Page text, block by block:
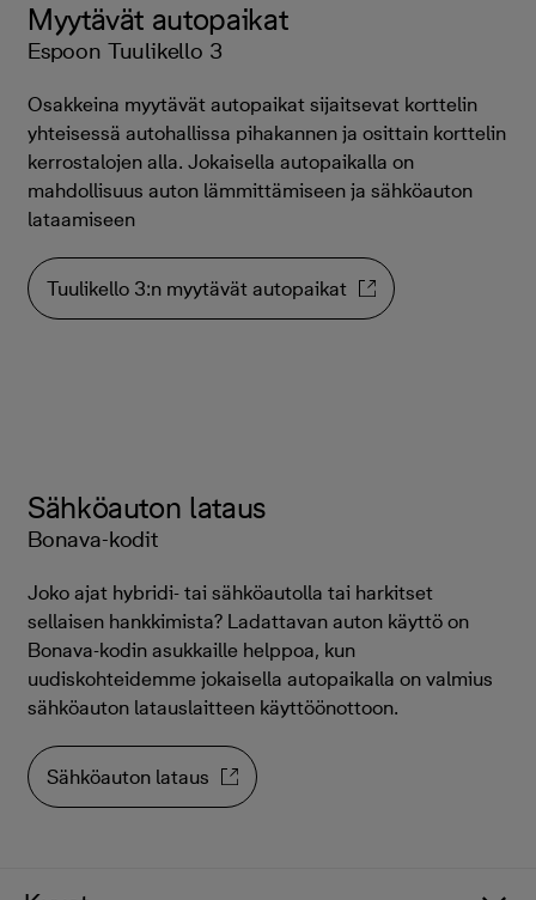
Myytävät autopaikat
Espoon Tuulikello 3
Osakkeina myytävät autopaikat sijaitsevat korttelin
yhteisessä autohallissa pihakannen ja osittain korttelin
kerrostalojen alla. Jokaisella autopaikalla on
mahdollisuus auton lämmittämiseen ja sähköauton
lataamiseen
Tuulikello 3:n myytävät autopaikat
Sähköauton lataus
Bonava-kodit
Joko ajat hybridi- tai sähköautolla tai harkitset
sellaisen hankkimista? Ladattavan auton käyttö on
Bonava-kodin asukkaille helppoa, kun
uudiskohteidemme jokaisella autopaikalla on valmius
sähköauton latauslaitteen käyttöönottoon.
Sähköauton lataus